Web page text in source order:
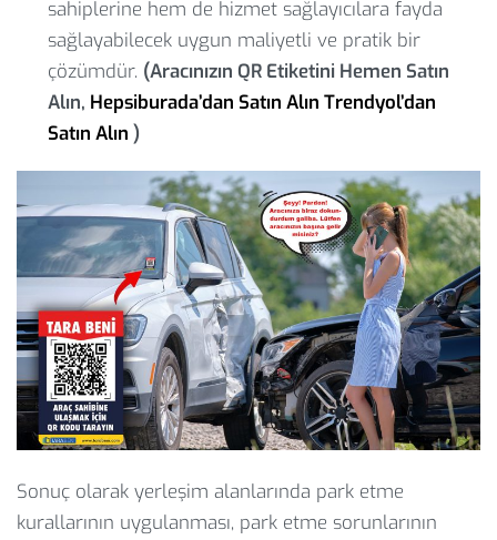
sahiplerine hem de hizmet sağlayıcılara fayda
sağlayabilecek uygun maliyetli ve pratik bir
çözümdür. (Aracınızın QR Etiketini Hemen Satın
Alın, Hepsiburada’dan Satın Alın Trendyol’dan
Satın Alın )
Sonuç olarak yerleşim alanlarında park etme
kurallarının uygulanması, park etme sorunlarının